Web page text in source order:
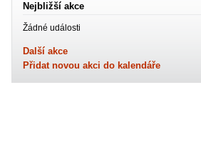
Nejbližší akce
Žádné události
Další akce
Přidat novou akci do kalendáře